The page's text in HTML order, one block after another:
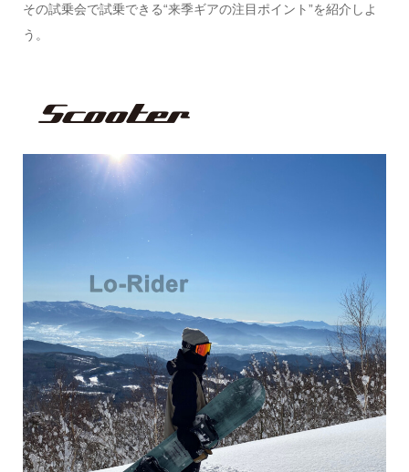
その試乗会で試乗できる“来季ギアの注目ポイント”を紹介しよ
う。